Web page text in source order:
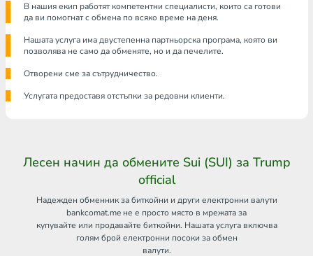
В нашия екип работят компетентни специалисти, които са готови
да ви помогнат с обмена по всяко време на деня.
Нашата услуга има двустепенна партньорска програма, която ви
позволява не само да обменяте, но и да печелите.
Отворени сме за сътрудничество.
Услугата предоставя отстъпки за редовни клиенти.
Лесен начин да обмените Sui (SUI) за Trump
official
Надежден обменник за биткойни и други електронни валути
bankcomat.me не е просто място в мрежата за
купувайте или продавайте биткойни. Нашата услуга включва
голям брой електронни посоки за обмен
валути.